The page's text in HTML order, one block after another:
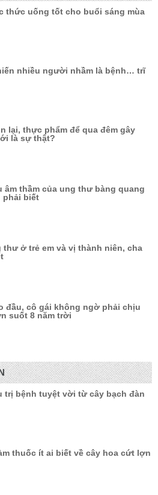
thức uống tốt cho buổi sáng mùa
nhiều người nhầm là bệnh… trĩ
lại, thực phẩm để qua đêm gây
là sự thật?
âm thầm của ung thư bàng quang
phải biết
thư ở trẻ em và vị thành niên, cha
đầu, cô gái không ngờ phải chịu
suốt 8 năm trời
trị bệnh tuyệt vời từ cây bạch đàn
thuốc ít ai biết về cây hoa cứt lợn